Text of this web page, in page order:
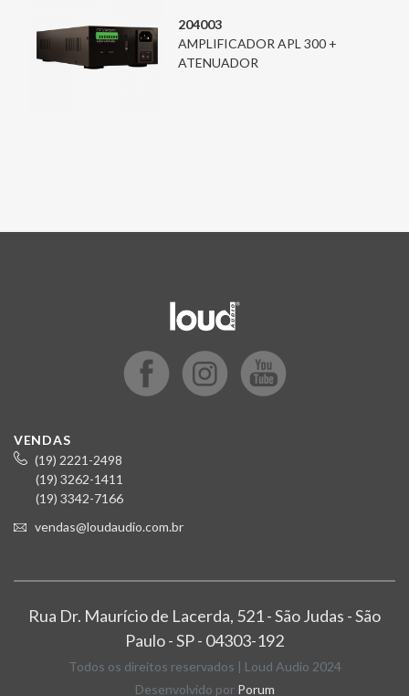
204003
AMPLIFICADOR APL 300 +
ATENUADOR
VENDAS
(19) 2221-2498
(19) 3262-1411
(19) 3342-7166
vendas@loudaudio.com.br
Rua Dr. Maurício de Lacerda, 521 - São Judas - São
Paulo - SP - 04303-192
Todos os direitos reservados | Loud Audio 2024
Desenvolvido por Porum